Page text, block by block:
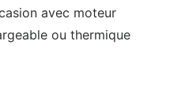
avec moteur
ou thermique